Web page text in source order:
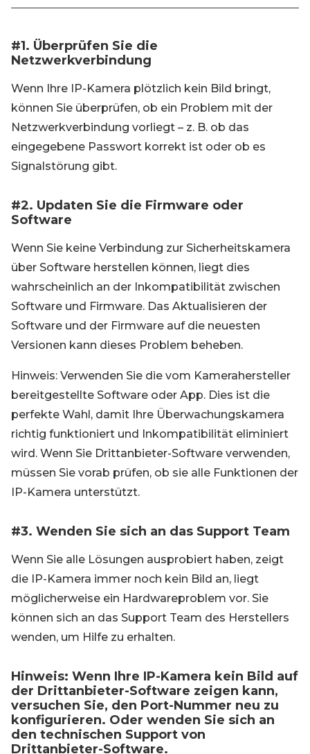
#1. Überprüfen Sie die
Netzwerkverbindung
Wenn Ihre IP-Kamera plötzlich kein Bild bringt,
können Sie überprüfen, ob ein Problem mit der
Netzwerkverbindung vorliegt – z. B. ob das
eingegebene Passwort korrekt ist oder ob es
Signalstörung gibt.
#2. Updaten Sie die Firmware oder
Software
Wenn Sie keine Verbindung zur Sicherheitskamera
über Software herstellen können, liegt dies
wahrscheinlich an der Inkompatibilität zwischen
Software und Firmware. Das Aktualisieren der
Software und der Firmware auf die neuesten
Versionen kann dieses Problem beheben.
Hinweis: Verwenden Sie die vom Kamerahersteller
bereitgestellte Software oder App. Dies ist die
perfekte Wahl, damit Ihre Überwachungskamera
richtig funktioniert und Inkompatibilität eliminiert
wird. Wenn Sie Drittanbieter-Software verwenden,
müssen Sie vorab prüfen, ob sie alle Funktionen der
IP-Kamera unterstützt.
#3. Wenden Sie sich an das Support Team
Wenn Sie alle Lösungen ausprobiert haben, zeigt
die IP-Kamera immer noch kein Bild an, liegt
möglicherweise ein Hardwareproblem vor. Sie
können sich an das Support Team des Herstellers
wenden, um Hilfe zu erhalten.
Hinweis: Wenn Ihre IP-Kamera kein Bild auf
der Drittanbieter-Software zeigen kann,
versuchen Sie, den Port-Nummer neu zu
konfigurieren. Oder wenden Sie sich an
den technischen Support von
Drittanbieter-Software.